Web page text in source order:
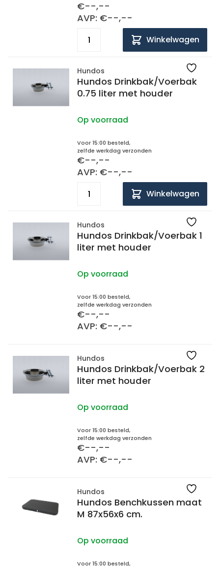
€--,--
AVP: €--,--
Winkelwagen
Hundos
Hundos Drinkbak/Voerbak
0.75 liter met houder
Op voorraad
Voor 15:00 besteld,
zelfde werkdag verzonden
€--,--
AVP: €--,--
Winkelwagen
Hundos
Hundos Drinkbak/Voerbak 1
liter met houder
Op voorraad
Voor 15:00 besteld,
zelfde werkdag verzonden
€--,--
AVP: €--,--
Hundos
Hundos Drinkbak/Voerbak 2
liter met houder
Op voorraad
Voor 15:00 besteld,
zelfde werkdag verzonden
€--,--
AVP: €--,--
Hundos
Hundos Benchkussen maat
M 87x56x6 cm.
Op voorraad
Voor 15:00 besteld,